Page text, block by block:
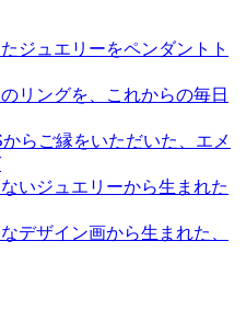
ジュエリーをペンダントト
リングを、これからの毎日
らご縁をいただいた、エメ
いジュエリーから生まれた
デザイン画から生まれた、